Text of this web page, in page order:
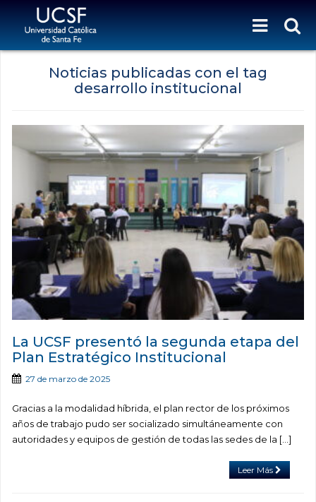
Noticias publicadas con el tag
desarrollo institucional
La UCSF presentó la segunda etapa del
Plan Estratégico Institucional
27 de marzo de 2025
Gracias a la modalidad híbrida, el plan rector de los próximos
años de trabajo pudo ser socializado simultáneamente con
autoridades y equipos de gestión de todas las sedes de la […]
Leer Más